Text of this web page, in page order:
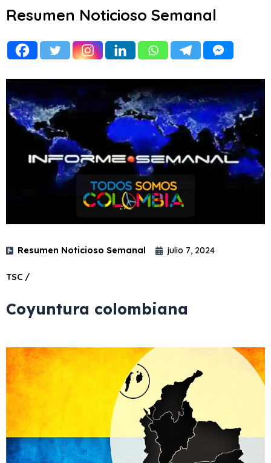
Resumen Noticioso Semanal
Resumen Noticioso Semanal julio 7, 2024
TSC /
Coyuntura colombiana